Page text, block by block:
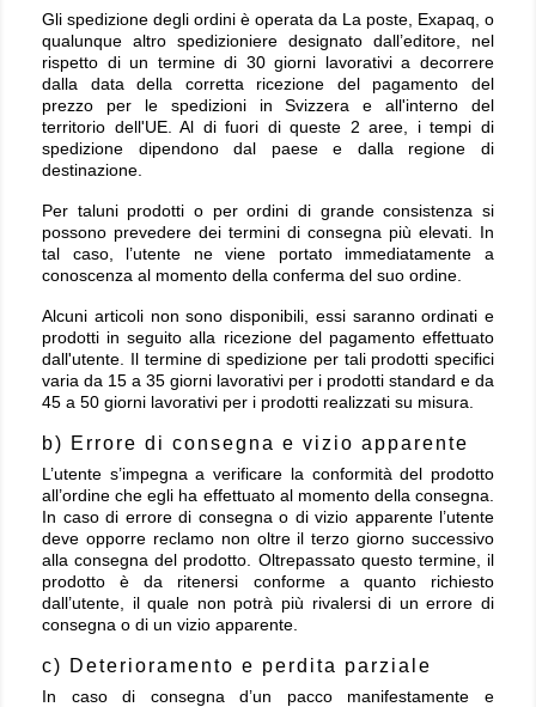
Gli spedizione degli ordini è operata da La poste, Exapaq, o
qualunque altro spedizioniere designato dall’editore, nel
rispetto di un termine di 30 giorni lavorativi a decorrere
dalla data della corretta ricezione del pagamento del
prezzo per le spedizioni in Svizzera e all'interno del
territorio dell'UE. Al di fuori di queste 2 aree, i tempi di
spedizione dipendono dal paese e dalla regione di
destinazione.
Per taluni prodotti o per ordini di grande consistenza si
possono prevedere dei termini di consegna più elevati. In
tal caso, l’utente ne viene portato immediatamente a
conoscenza al momento della conferma del suo ordine.
Alcuni articoli non sono disponibili, essi saranno ordinati e
prodotti in seguito alla ricezione del pagamento effettuato
dall'utente. Il termine di spedizione per tali prodotti specifici
varia da 15 a 35 giorni lavorativi per i prodotti standard e da
45 a 50 giorni lavorativi per i prodotti realizzati su misura.
b) Errore di consegna e vizio apparente
L’utente s’impegna a verificare la conformità del prodotto
all’ordine che egli ha effettuato al momento della consegna.
In caso di errore di consegna o di vizio apparente l’utente
deve opporre reclamo non oltre il terzo giorno successivo
alla consegna del prodotto. Oltrepassato questo termine, il
prodotto è da ritenersi conforme a quanto richiesto
dall’utente, il quale non potrà più rivalersi di un errore di
consegna o di un vizio apparente.
c) Deterioramento e perdita parziale
In caso di consegna d’un pacco manifestamente e